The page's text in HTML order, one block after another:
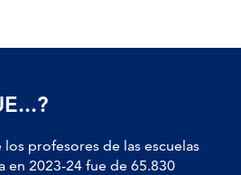
profesores de las escuelas
en 2023-24 fue de 65.830